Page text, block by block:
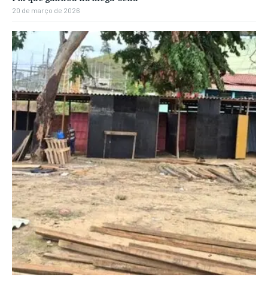
20 de março de 2026